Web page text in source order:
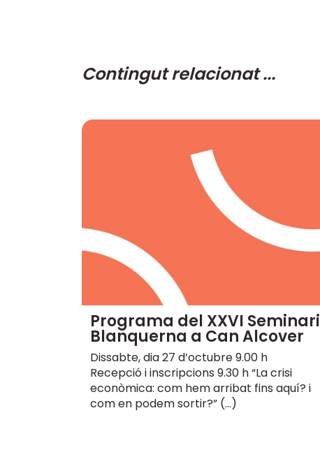
Contingut relacionat ...
Programa del XXVI Seminari
Blanquerna a Can Alcover
Dissabte, dia 27 d’octubre 9.00 h
Recepció i inscripcions 9.30 h “La crisi
econòmica: com hem arribat fins aquí? i
com en podem sortir?” (…)